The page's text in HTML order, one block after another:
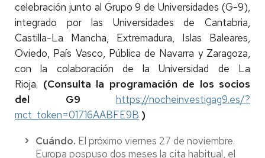
celebración junto al Grupo 9 de Universidades (G-9),
integrado por las Universidades de Cantabria,
Castilla-La Mancha, Extremadura, Islas Baleares,
Oviedo, País Vasco, Pública de Navarra y Zaragoza,
con la colaboración de la Universidad de La
Rioja. (Consulta la programación de los socios
del G9 https://nocheinvestigag9.es/?
mct_token=01716AABFE9B )
Cuándo. El próximo viernes 27 de noviembre.
Europa pospuso dos meses la cita habitual, el